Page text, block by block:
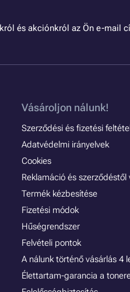
és akciónkról az Ön e-mail
Vásároljon nálunk!
Szerződési és fizetési
Adatvédelmi irányelvek
Cookies
Reklamáció és szerződéstől
Termék kézbesítése
Fizetési módok
Hűségrendszer
Felvételi pontok
A nálunk történő vásárlás 4
Élettartam-garancia a